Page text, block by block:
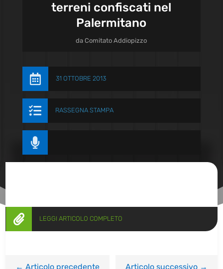
terreni confiscati nel
Palermitano
daComitato Addiopizzo
 31 OTTOBRE 2013
 RASSEGNA STAMPA

 LEGGI ARTICOLO COMPLETO
←Articolo precedente Articolo successivo→